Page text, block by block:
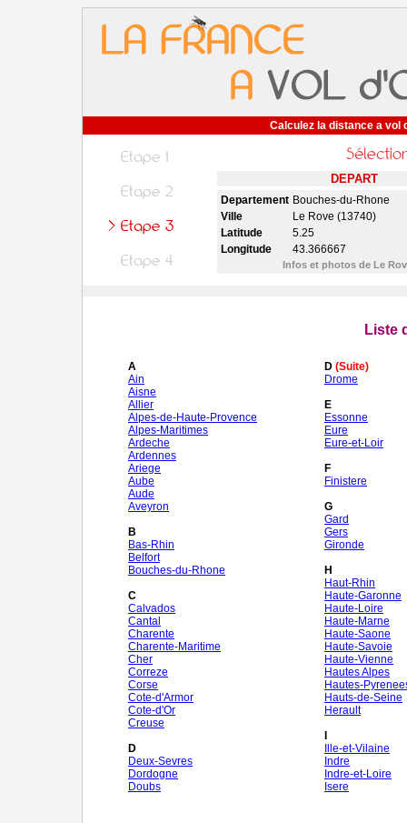
Calculez la distance a vol
DEPART
Departement Bouches-du-Rhone
Ville
Le Rove (13740)
Latitude
5.25
Longitude
43.366667
Infos et photos de Le
Liste
A
Ain
Aisne
Allier
Alpes-de-Haute-Provence
Alpes-Maritimes
Ardeche
Ardennes
Ariege
Aube
Aude
Aveyron
B
Bas-Rhin
Belfort
Bouches-du-Rhone
C
Calvados
Cantal
Charente
Charente-Maritime
Cher
Correze
Corse
Cote-d'Armor
Cote-d'Or
Creuse
D
Deux-Sevres
Dordogne
Doubs
D (Suite)
Drome
E
Essonne
Eure
Eure-et-Loir
F
Finistere
G
Gard
Gers
Gironde
H
Haut-Rhin
Haute-Garonne
Haute-Loire
Haute-Marne
Haute-Saone
Haute-Savoie
Haute-Vienne
Hautes Alpes
Hautes-
Hauts-de-Seine
Herault
Ille-et-Vilaine
Indre
Indre-et-Loire
Isere